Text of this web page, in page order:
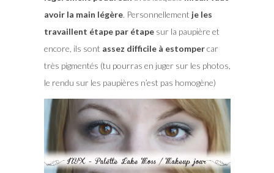
avoir la main légère. Personnellement je les
travaillent étape par étapesur la paupière et
encore, ils sont assez difficile à estompercar
très pigmentés (tu pourras en juger sur les photos,
le rendu sur les paupières n’est pas homogène)